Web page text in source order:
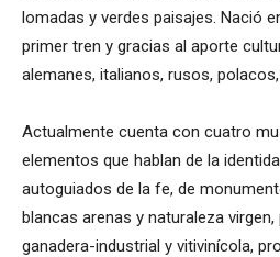
lomadas y verdes paisajes. Nació
primer tren y gracias al aporte
alemanes, italianos, rusos,
Actualmente cuenta con cuatro
elementos que hablan de la
autoguiados de la fe, de
blancas arenas y naturaleza
ganadera-industrial y vitivinícola,